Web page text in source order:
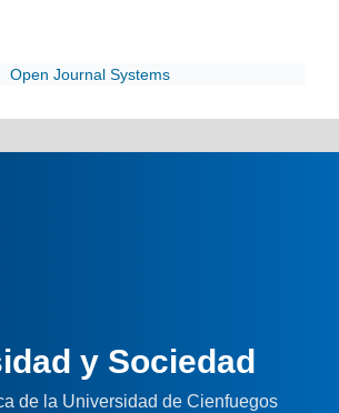
Open Journal Systems
y Sociedad
de la Universidad de Cienfuegos